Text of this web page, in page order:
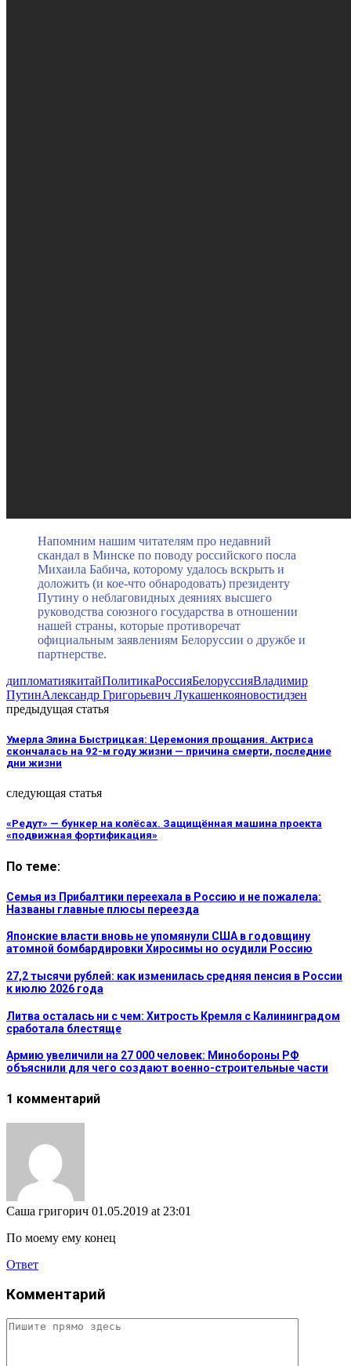
Напомним нашим читателям про недавний
скандал в Минске по поводу российского посла
Михаила Бабича, которому удалось вскрыть и
доложить (и кое-что обнародовать) президенту
Путину о неблаговидных деяниях высшего
руководства союзного государства в отношении
нашей страны, которые противоречат
официальным заявлениям Белоруссии о дружбе и
партнерстве.
дипломатиякитайПолитикаРоссияБелоруссияВладимир
ПутинАлександр Григорьевич Лукашенкояновостидзен
предыдущая статья
Умерла Элина Быстрицкая: Церемония прощания. Актриса
скончалась на 92-м году жизни — причина смерти, последние
дни жизни
следующая статья
«Редут» — бункер на колёсах. Защищённая машина проекта
«подвижная фортификация»
По теме:
Семья из Прибалтики переехала в Россию и не пожалела:
Названы главные плюсы переезда
Японские власти вновь не упомянули США в годовщину
атомной бомбардировки Хиросимы но осудили Россию
27,2 тысячи рублей: как изменилась средняя пенсия в России
к июлю 2026 года
Литва осталась ни с чем: Хитрость Кремля с Калининградом
сработала блестяще
Армию увеличили на 27 000 человек: Минобороны РФ
объяснили для чего создают военно-строительные части
1 комментарий
Саша григорич 01.05.2019 at 23:01
По моему ему конец
Ответ
Комментарий